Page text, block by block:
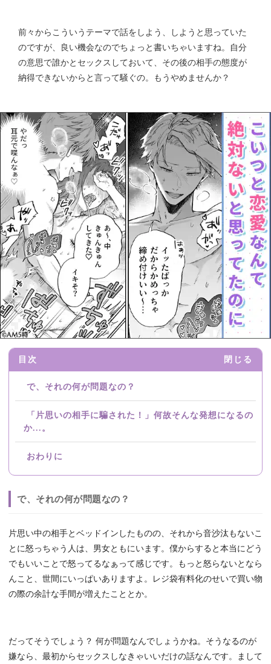
前々からこういうテーマで話をしよう、しようと思っていた
のですが、良い機会なのでちょっと書いちゃいますね。自分
の意思で誰かとセックスしておいて、その後の相手の態度が
納得できないからと言って騒ぐの。もうやめませんか？
目次 閉じる
で、それの何が問題なの？
「片思いの相手に騙された！」何故そんな発想になるの
か...。
おわりに
で、それの何が問題なの？
片思い中の相手とベッドインしたものの、それから音沙汰もないこ
とに怒っちゃう人は、男女ともにいます。僕からすると本当にどう
でもいいことで怒ってるなぁって感じです。もっと怒らないとなら
んこと、世間にいっぱいありますよ。レジ袋有料化のせいで買い物
の際の余計な手間が増えたこととか。
だってそうでしょう？ 何が問題なんでしょうかね。そうなるのが
嫌なら、最初からセックスしなきゃいいだけの話なんです。まして